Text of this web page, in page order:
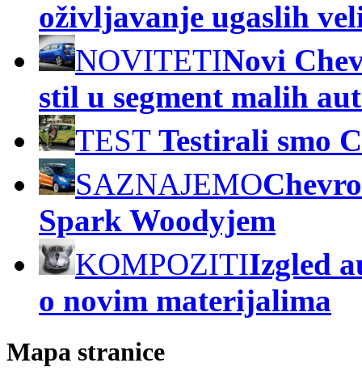
oživljavanje ugaslih
NOVITETINovi
stil u segment malih
TEST Testirali smo
SAZNAJEMO
Spark Woodyjem
KOMPOZITIIzgled
o novim materijalima
Mapa stranice